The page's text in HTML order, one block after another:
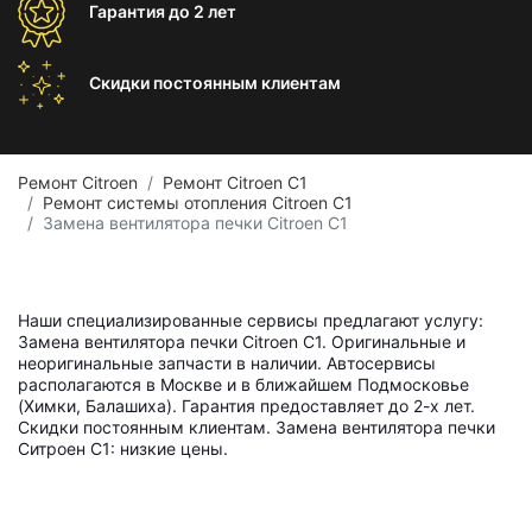
Гарантиядо 2 лет
Скидки постоянным клиентам
Ремонт Citroen
Ремонт Citroen C1
Ремонт системы отопления Citroen C1
Замена вентилятора печки Citroen C1
Наши специализированные сервисы предлагают услугу:
Замена вентилятора печки Citroen C1. Оригинальные и
неоригинальные запчасти в наличии. Автосервисы
располагаются в Москве и в ближайшем Подмосковье
(Химки, Балашиха). Гарантия предоставляет до 2-х лет.
Скидки постоянным клиентам. Замена вентилятора печки
Ситроен С1: низкие цены.